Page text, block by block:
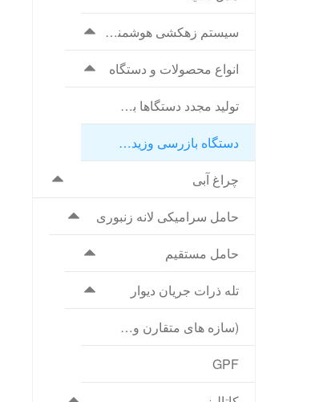
سیستم زهکشی هوشمند برای مخزن
انواع محصولات و دستگاه
تولید مجدد دستگاها با حرارت ب
دستگاه بازرسی وزیدن DPF
چراغ آبی
حامل سرامیکی لانه زنبوری
حامل مستقیم
تله ذرات جریان دیوار
(سازه های متقارن و نامتقارن) DPF
GPF